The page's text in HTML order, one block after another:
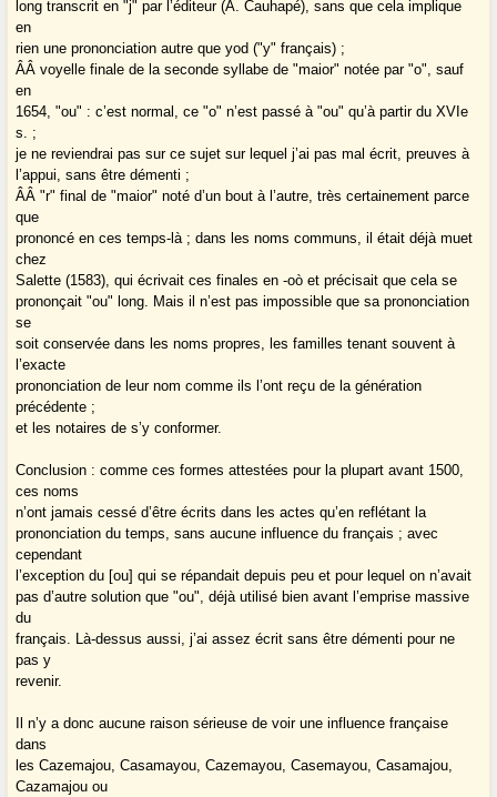
long transcrit en "j" par l’éditeur (A. Cauhapé), sans que cela implique
en
rien une prononciation autre que yod ("y" français) ;
Â­Â voyelle finale de la seconde syllabe de "maior" notée par "o", sauf
en
1654, "ou" : c’est normal, ce "o" n’est passé à "ou" qu’à partir du XVIe
s. ;
je ne reviendrai pas sur ce sujet sur lequel j’ai pas mal écrit, preuves à
l’appui, sans être démenti ;
Â­Â "r" final de "maior" noté d’un bout à l’autre, très certainement parce
que
prononcé en ces temps-là ; dans les noms communs, il était déjà muet
chez
Salette (1583), qui écrivait ces finales en -oò et précisait que cela se
prononçait "ou" long. Mais il n’est pas impossible que sa prononciation
se
soit conservée dans les noms propres, les familles tenant souvent à
l’exacte
prononciation de leur nom comme ils l’ont reçu de la génération
précédente ;
et les notaires de s’y conformer.
Conclusion : comme ces formes attestées pour la plupart avant 1500,
ces noms
n’ont jamais cessé d’être écrits dans les actes qu’en reflétant la
prononciation du temps, sans aucune influence du français ; avec
cependant
l’exception du [ou] qui se répandait depuis peu et pour lequel on n’avait
pas d’autre solution que "ou", déjà utilisé bien avant l’emprise massive
du
français. Là-dessus aussi, j’ai assez écrit sans être démenti pour ne
pas y
revenir.
Il n’y a donc aucune raison sérieuse de voir une influence française
dans
les Cazemajou, Casamayou, Cazemayou, Casemayou, Casamajou,
Cazamajou ou